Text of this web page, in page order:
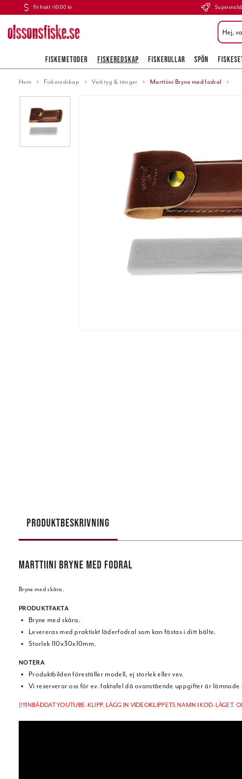
Fri frakt >1000 kr
FISKEMETODER FISKEREDSKAP FISKERULLAR SPÖN
Hem Fiskeredskap Verktyg & tänger Marttiini Bryne med fodral
PRODUKTBESKRIVNING
MARTTIINI BRYNE MED FODRAL
Bryne med skåra.
PRODUKTFAKTA
Bryne med skåra.
Levereras med praktiskt läderfodral som kan fästas i ditt bälte.
Storlek 110x30x10mm.
NOTERA
Produktbilden föreställer modell, ej storlek eller vev.
Vi reserverar oss för ev. faktafel då ovanstående uppgifter är lämnade
[!!!INBÄDDAT YOUTUBE-KLIPP. LÄGG IN VIDEOKLIPPETS NAMN I KOD-LÄGET.